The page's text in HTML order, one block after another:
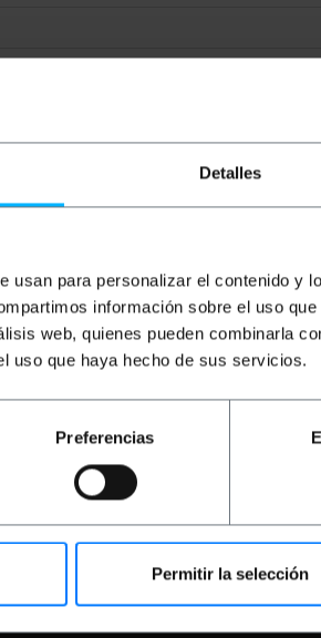
Detalles
usan para personalizar el contenido y
información sobre el uso
web, quienes pueden combinarla
uso que haya hecho de sus servicios.
Preferencias
Permitir la selección